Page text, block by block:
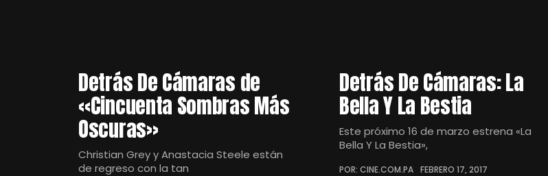
Detrás De Cámaras de
«Cincuenta Sombras Más
Oscuras»
Christian Grey y Anastacia Steele están
de regreso con la tan
Detrás De Cámaras: La
Bella Y La Bestia
Este próximo 16 de marzo estrena «La
Bella Y La Bestia»,
POR: CINE.COM.PA FEBRERO 17, 2017